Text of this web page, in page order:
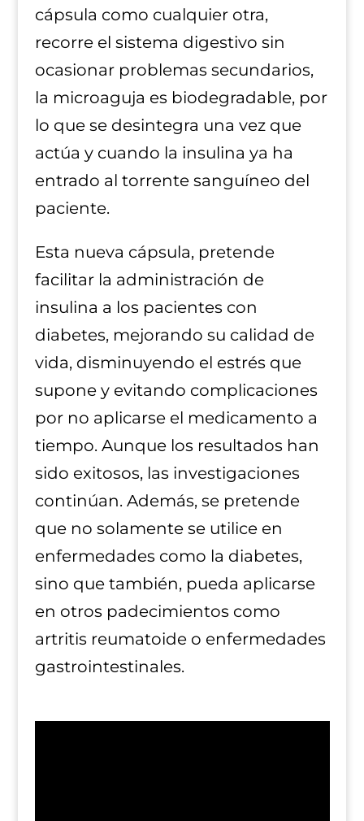
cápsula como cualquier otra,
recorre el sistema digestivo sin
ocasionar problemas secundarios,
la microaguja es biodegradable, por
lo que se desintegra una vez que
actúa y cuando la insulina ya ha
entrado al torrente sanguíneo del
paciente.
Esta nueva cápsula, pretende
facilitar la administración de
insulina a los pacientes con
diabetes, mejorando su calidad de
vida, disminuyendo el estrés que
supone y evitando complicaciones
por no aplicarse el medicamento a
tiempo. Aunque los resultados han
sido exitosos, las investigaciones
continúan. Además, se pretende
que no solamente se utilice en
enfermedades como la diabetes,
sino que también, pueda aplicarse
en otros padecimientos como
artritis reumatoide o enfermedades
gastrointestinales.